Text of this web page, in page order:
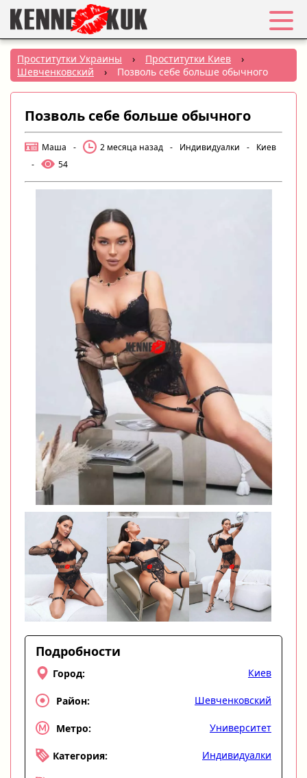
Избранное
Вход
Регистрация
Города:
РУС|
УКР
Создать объявление
Проститутки Украины › Проститутки Киев
›
Шевченковский
› Позволь себе больше обычного
Позволь себе больше обычного
Маша - 2 месяца назад - Индивидуалки -
Киев
-
54
Подробности
Город: Киев
Район: Шевченковский
Метро: Университет
Категория: Индивидуалки